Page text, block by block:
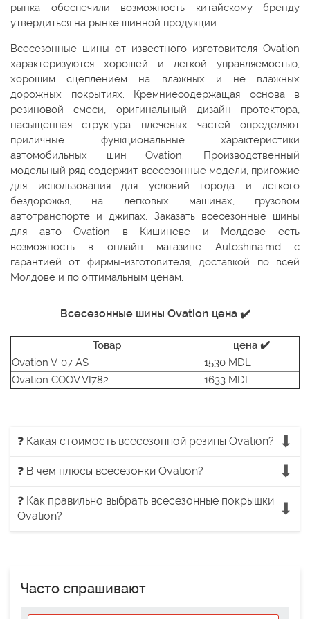
рынка обеспечили возможность китайскому бренду
утвердиться на рынке шинной продукции.
Всесезонные шины от известного изготовителя Ovation
характеризуются хорошей и легкой управляемостью,
хорошим сцеплением на влажных и не влажных
дорожных покрытиях. Кремниесодержащая основа в
резиновой смеси, оригинальный дизайн протектора,
насыщенная структура плечевых частей определяют
приличные функциональные характеристики
автомобильных шин Ovation. Производственный
модельный ряд содержит всесезонные модели, пригожие
для использования для условий города и легкого
бездорожья, на легковых машинах, грузовом
автотранспорте и джипах. Заказать всесезонные шины
для авто Ovation в Кишиневе и Молдове есть
возможность в онлайн магазине Autoshina.md с
гарантией от фирмы-изготовителя, доставкой по всей
Молдове и по оптимальным ценам.
Всесезонные шины Ovation цена ✔️
Товар
цена ✔️
Ovation V-07 AS
1530 MDL
Ovation COOV VI782
1633 MDL
❓ Какая стоимость всесезонной резины Ovation?
❓ В чем плюсы всесезонки Ovation?
❓ Как правильно выбрать всесезонные покрышки
Ovation?
Часто спрашивают